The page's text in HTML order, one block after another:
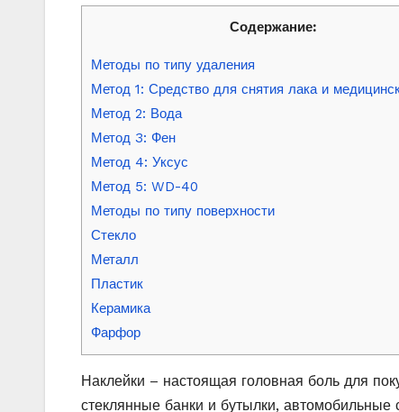
Содержание:
Методы по типу удаления
Метод 1: Средство для снятия лака и
Метод 2: Вода
Метод 3: Фен
Метод 4: Уксус
Метод 5: WD-40
Методы по типу поверхности
Стекло
Металл
Пластик
Керамика
Фарфор
Наклейки – настоящая головная боль для
стеклянные банки и бутылки, автомобильные